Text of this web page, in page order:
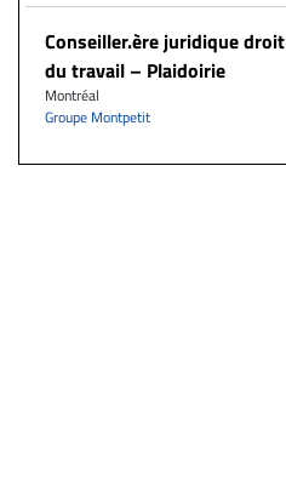
Conseiller.ère juridique droit
du travail – Plaidoirie
Montréal
Groupe Montpetit